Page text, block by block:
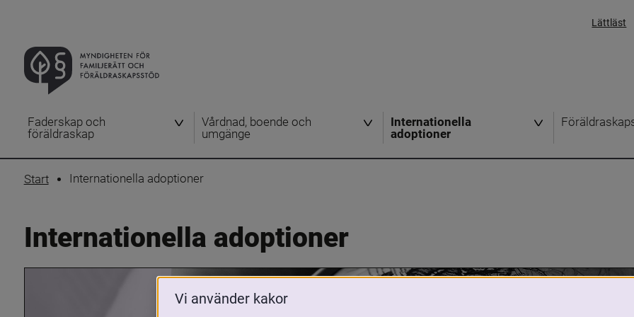
Lättläst
Faderskap och
föräldraskap
Vårdnad, boende och
umgänge
Internationella
adoptioner
Start Internationella adoptioner
Internationella adoptioner
Vi använder kakor